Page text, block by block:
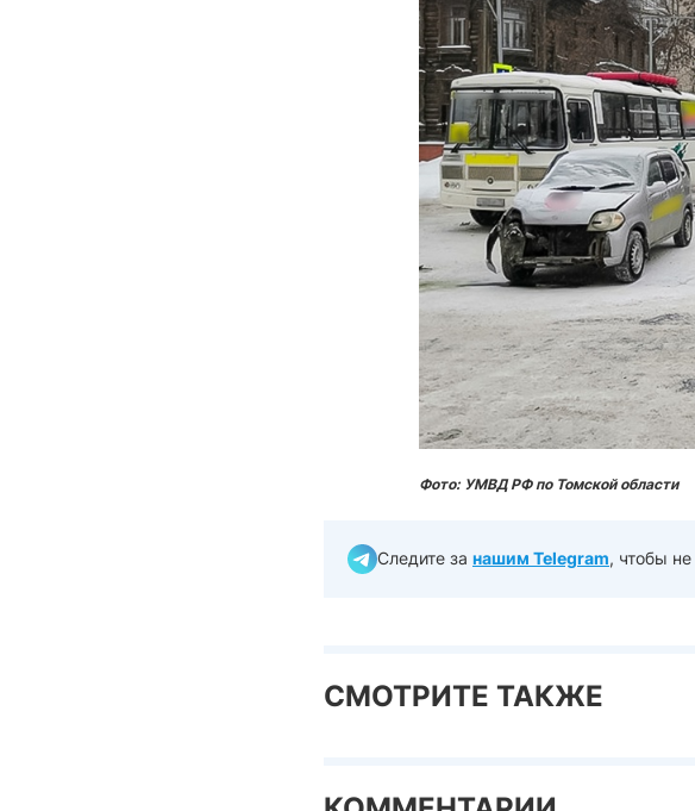
Фото: УМВД РФ по Томской области
Следите за нашим Telegram, чтобы
СМОТРИТЕ ТАКЖЕ